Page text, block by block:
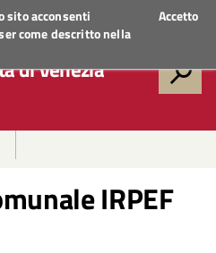
sito acconsenti
come descritto nella
Accetto
di Venezia
IRPEF